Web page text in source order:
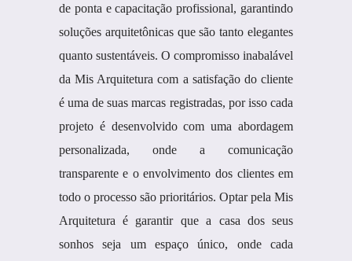
de ponta e capacitação profissional, garantindo
soluções arquitetônicas que são tanto elegantes
quanto sustentáveis. O compromisso inabalável
da Mis Arquitetura com a satisfação do cliente
é uma de suas marcas registradas, por isso cada
projeto é desenvolvido com uma abordagem
personalizada, onde a comunicação
transparente e o envolvimento dos clientes em
todo o processo são prioritários. Optar pela Mis
Arquitetura é garantir que a casa dos seus
sonhos seja um espaço único, onde cada